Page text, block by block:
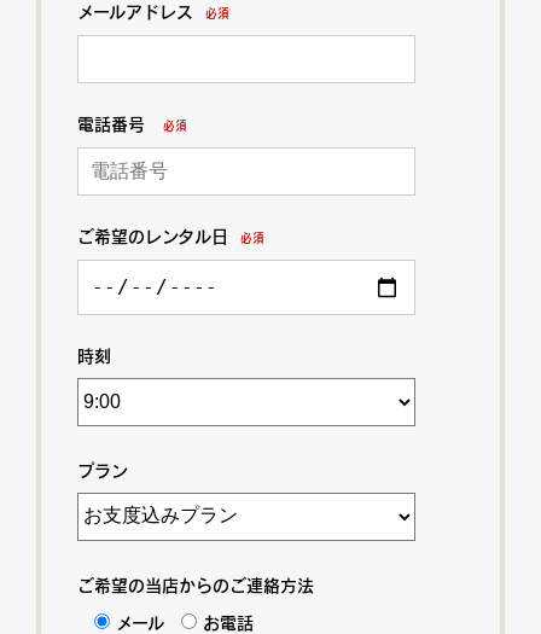
メールアドレス 必須
電話番号 必須
ご希望のレンタル日 必須
時刻
プラン
ご希望の当店からのご連絡方法
メール お電話